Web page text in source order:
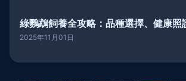
綠鸚鵡飼養全攻略：品種選擇、健康照
2025年11月01日